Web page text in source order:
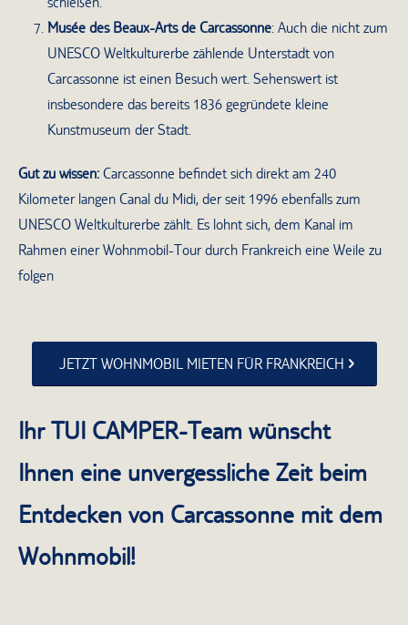
Musée des Beaux-Arts de Carcassonne: Auch die nicht zum
UNESCO Weltkulturerbe zählende Unterstadt von
Carcassonne ist einen Besuch wert. Sehenswert ist
insbesondere das bereits 1836 gegründete kleine
Kunstmuseum der Stadt.
Gut zu wissen: Carcassonne befindet sich direkt am 240
Kilometer langen Canal du Midi, der seit 1996 ebenfalls zum
UNESCO Weltkulturerbe zählt. Es lohnt sich, dem Kanal im
Rahmen einer Wohnmobil-Tour durch Frankreich eine Weile zu
folgen
JETZT WOHNMOBIL MIETEN FÜR FRANKREICH
Ihr TUI CAMPER-Team wünscht
Ihnen eine unvergessliche Zeit beim
Entdecken von Carcassonne mit dem
Wohnmobil!